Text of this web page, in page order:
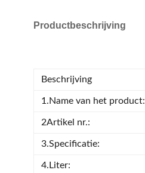
Productbeschrijving
Beschrijving
1.Name van het product:
2Artikel nr.:
3.Specificatie:
4.Liter: